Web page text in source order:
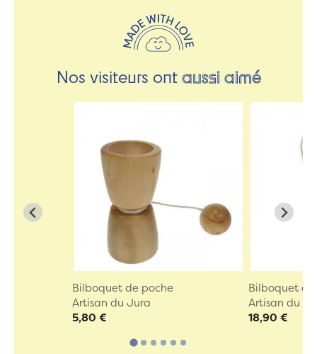
Nos visiteurs ontaussi aimé
Bilboquet de poche
Artisan du Jura
5,80 €
Bilboquet
Artisan du
18,90 €